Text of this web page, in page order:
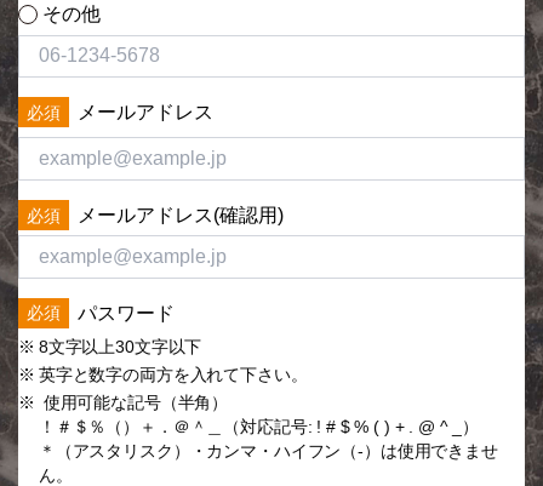
その他
メールアドレス
メールアドレス(確認用)
パスワード
8文字以上30文字以下
英字と数字の両方を入れて下さい。
使用可能な記号（半角）
！＃＄％（）＋．＠＾＿（対応記号: ! # $ % ( ) + . @ ^ _）
＊（アスタリスク）・カンマ・ハイフン（-）は使用できませ
ん。